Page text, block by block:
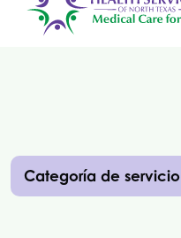
Categoría de servicio